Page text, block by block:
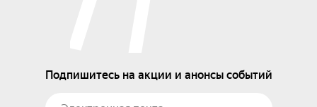
Подпишитесь на акции и анонсы событий